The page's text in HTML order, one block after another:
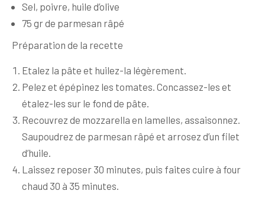
Sel, poivre, huile d’olive
75 gr de parmesan râpé
Préparation de la recette
Etalez la pâte et huilez-la légèrement.
Pelez et épépinez les tomates. Concassez-les et
étalez-les sur le fond de pâte.
Recouvrez de mozzarella en lamelles, assaisonnez.
Saupoudrez de parmesan râpé et arrosez d’un filet
d’huile.
Laissez reposer 30 minutes, puis faites cuire à four
chaud 30 à 35 minutes.